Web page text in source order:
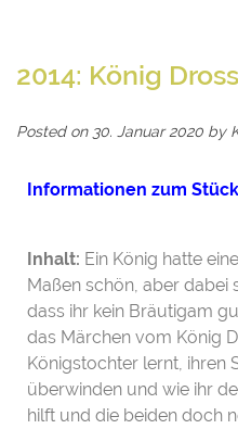
2014: König
Posted on 30. Januar 2020 by
Informationen zum Stück
Inhalt: Ein König hatte
Maßen schön, aber dabei
dass ihr kein Bräutigam
das Märchen vom König
Königstochter lernt, ihren
überwinden und wie ihr
hilft und die beiden doch